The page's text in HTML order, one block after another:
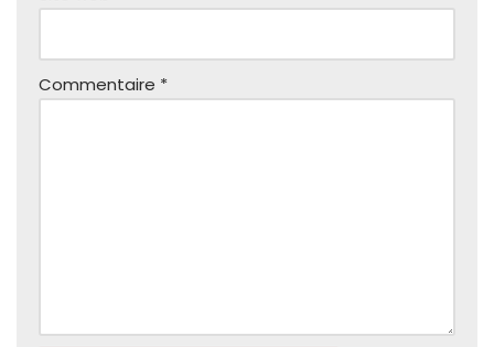
Commentaire *